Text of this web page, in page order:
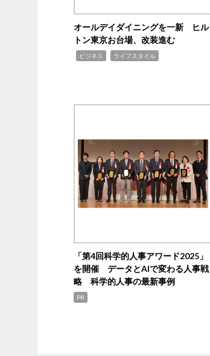
オールデイダイニングを一新 ヒル
トン東京お台場、改装進む
ビジネス ライフスタイル
「第4回科学的人事アワード2025」
を開催 データとAIで変わる人事戦
略 科学的人事の最新事例
PR